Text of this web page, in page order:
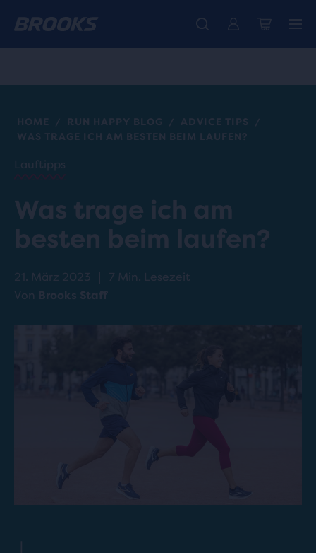
Der brandneue Ghost Amp ist da - Shop Damen Herren
Wir präsentieren die neue Cascadia Kollektion - Jetzt kaufen
Kostenloser Versand für alle Bestellungen über € 100
HOME / RUN HAPPY BLOG / ADVICE TIPS
/
WAS TRAGE ICH AM BESTEN BEIM LAUFEN?
Lauftipps
Was trage ich am
besten beim laufen?
21. März 2023 |
7 Min. Lesezeit
Von Brooks Staff